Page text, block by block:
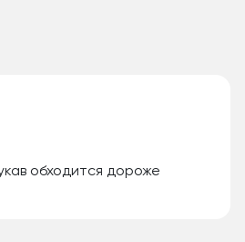
обходится дороже